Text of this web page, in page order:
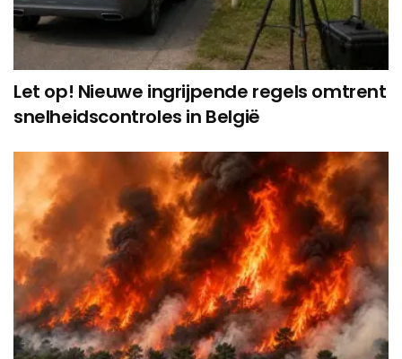
Let op! Nieuwe ingrijpende regels omtrent
snelheidscontroles in België